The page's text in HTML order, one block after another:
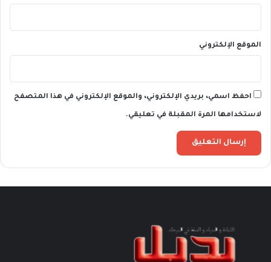
الموقع الإلكتروني
احفظ اسمي، بريدي الإلكتروني، والموقع الإلكتروني في هذا المتصفح
لاستخدامها المرة المقبلة في تعليقي.